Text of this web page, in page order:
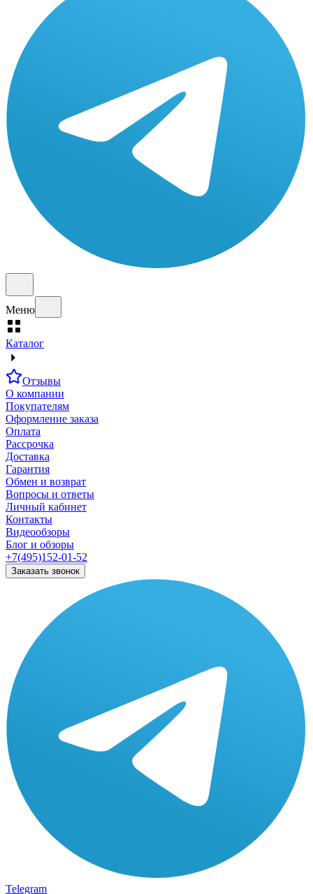
Меню
Каталог
Отзывы
О компании
Покупателям
Оформление заказа
Оплата
Рассрочка
Доставка
Гарантия
Обмен и возврат
Вопросы и ответы
Личный кабинет
Контакты
Видеообзоры
Блог и обзоры
+7(495)152-01-52
Заказать звонок
Telegram